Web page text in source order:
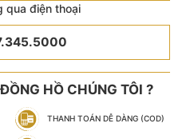
qua điện thoại
HỒ CHÚNG TÔI ?
THANH TOÁN DỄ DÀNG (COD)